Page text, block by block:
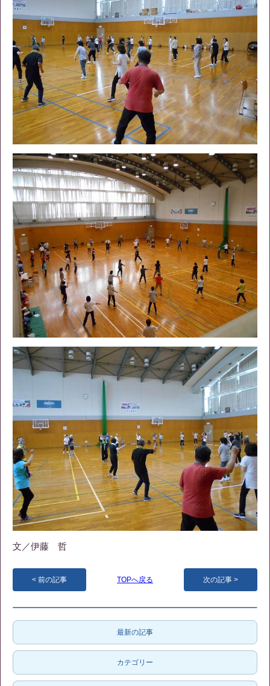
文／伊藤 哲
前の記事 TOPへ戻る 次の記事
最新の記事
カテゴリー